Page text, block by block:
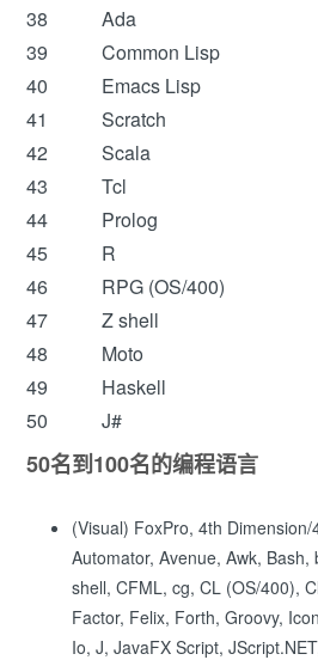
38
Ada
39
Common Lisp
40
Emacs Lisp
41
Scratch
42
Scala
43
Tcl
44
Prolog
45
R
46
RPG (OS/400)
47
Z shell
48
Moto
49
Haskell
50
J#
50名到100名的编程语言
(Visual) FoxPro, 4th Dimension/
Automator, Avenue, Awk, Bash,
shell, CFML, cg, CL (OS/400),
Factor, Felix, Forth, Groovy,
Io, J, JavaFX Script,